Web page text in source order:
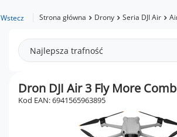
Wstecz Strona główna Drony Seria DJI Air
Najlepsza trafność
Dron DJI Air 3 Fly More
Kod EAN: 6941565963895